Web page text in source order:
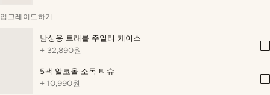
업그레이드하기
남성용 트래블 주얼리 케이스
+ 32,890원
5팩 알코올 소독 티슈
+10,990원